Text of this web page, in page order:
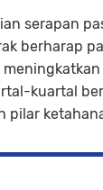
serapan
berharap
kuartal
pilar